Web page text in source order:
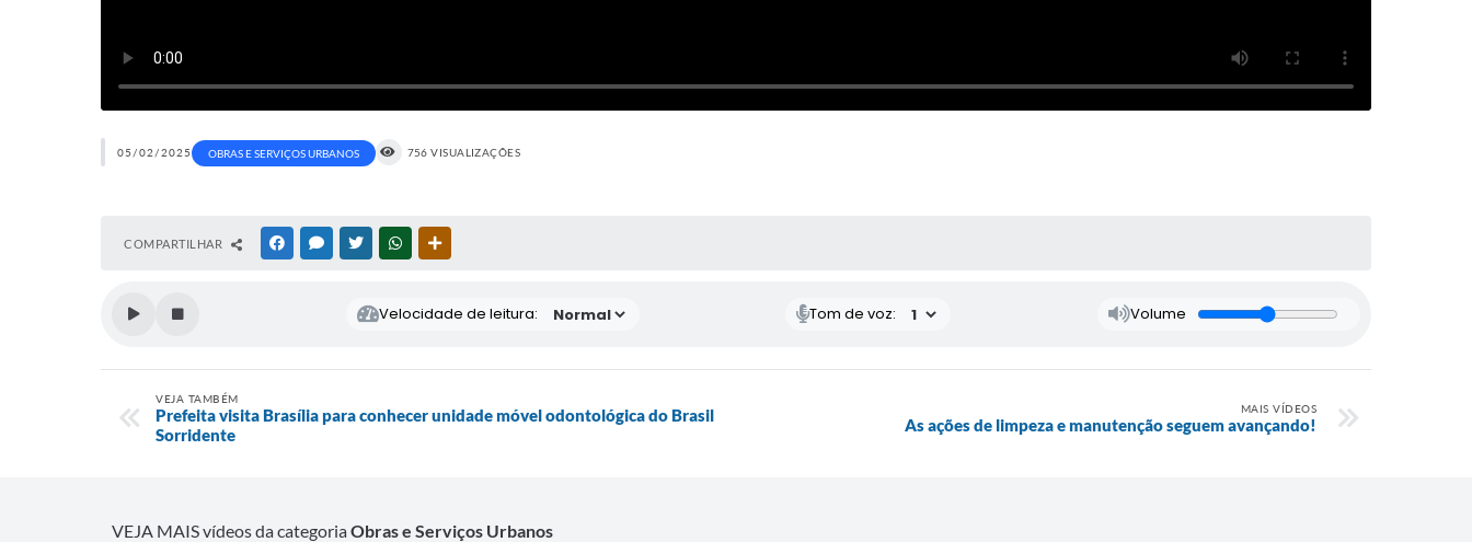
05/02/2025 OBRAS E SERVIÇOS URBANOS 756 VISUALIZAÇÕES
COMPARTILHAR FACEBOOKMESSENGER
TWITTERWHATSAPP
Velocidade de leitura: Tom de voz: Volume
VEJA TAMBÉM
Prefeita visita Brasília para conhecer unidade móvel odontológica do Brasil
Sorridente
MAIS VÍDEOS
As ações de limpeza e manutenção seguem avançando!
VEJA MAIS vídeos da categoriaObras e Serviços Urbanos